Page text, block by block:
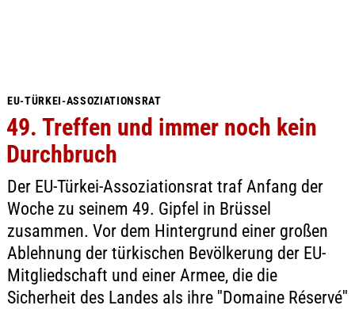
EU-TÜRKEI-ASSOZIATIONSRAT
49. Treffen und immer noch kein
Durchbruch
Der EU-Türkei-Assoziationsrat traf Anfang der
Woche zu seinem 49. Gipfel in Brüssel
zusammen. Vor dem Hintergrund einer großen
Ablehnung der türkischen Bevölkerung der EU-
Mitgliedschaft und einer Armee, die die
Sicherheit des Landes als ihre ''Domaine Réservé''